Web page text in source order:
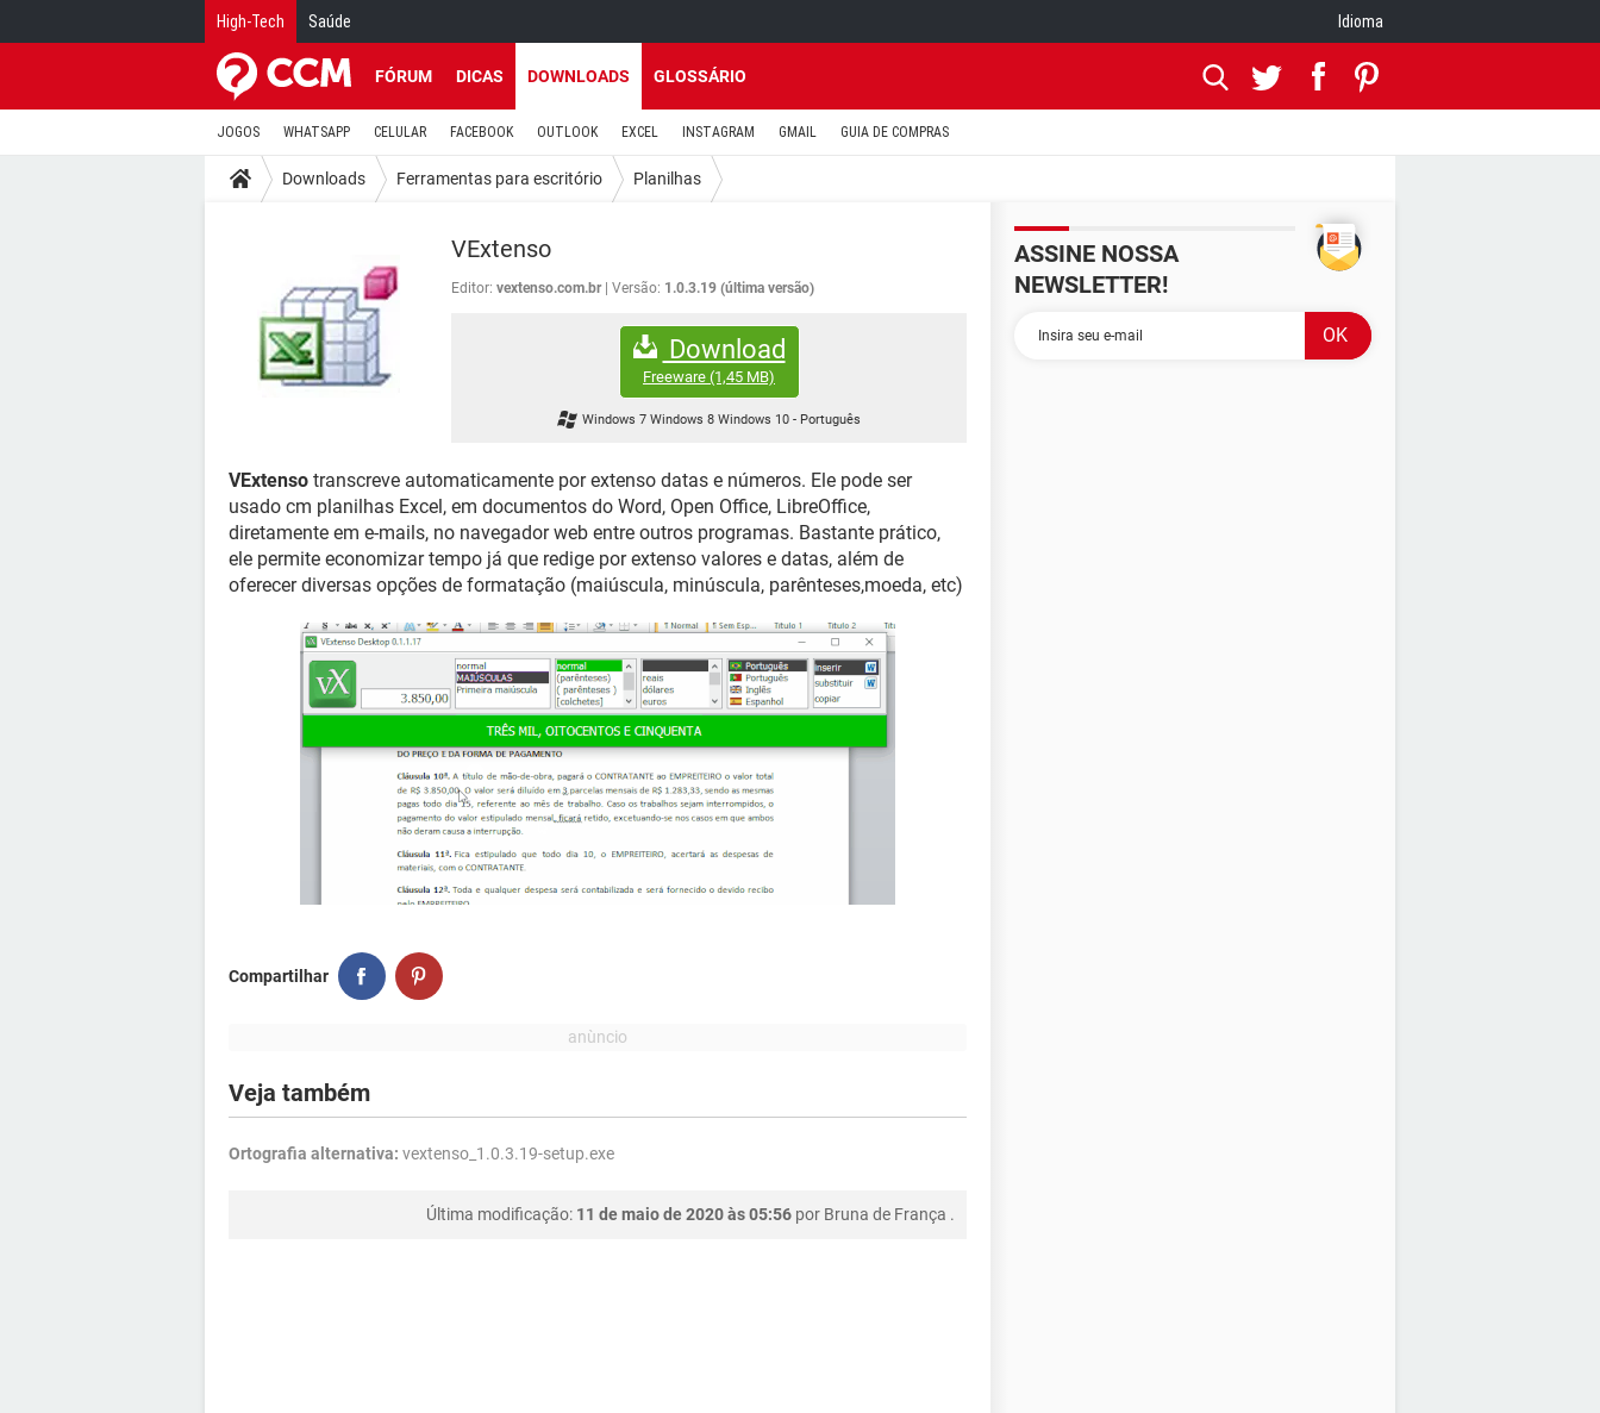
High-Tech Saúde Idioma
FÓRUM DICAS DOWNLOADS GLOSSÁRIO
JOGOS WHATSAPP CELULAR FACEBOOK OUTLOOK EXCEL INSTAGRAM GMAIL GUIA DE COMPRAS
Downloads Ferramentas para escritório Planilhas
VExtenso
Editor: vextenso.com.br Versão: 1.0.3.19 (última versão)
Download
Freeware (1,45 MB)
Windows 7 Windows 8 Windows 10 - Português
VExtenso transcreve automaticamente por extenso datas e números. Ele pode ser
usado cm planilhas Excel, em documentos do Word, Open Office, LibreOffice,
diretamente em e-mails, no navegador web entre outros programas. Bastante prático,
ele permite economizar tempo já que redige por extenso valores e datas, além de
oferecer diversas opções de formatação (maiúscula, minúscula, parênteses,moeda, etc)
Compartilhar
Veja também
Ortografia alternativa: vextenso_1.0.3.19-setup.exe
Última modificação: 11 de maio de 2020 às 05:56 por Bruna de França .
ASSINE NOSSA
NEWSLETTER!